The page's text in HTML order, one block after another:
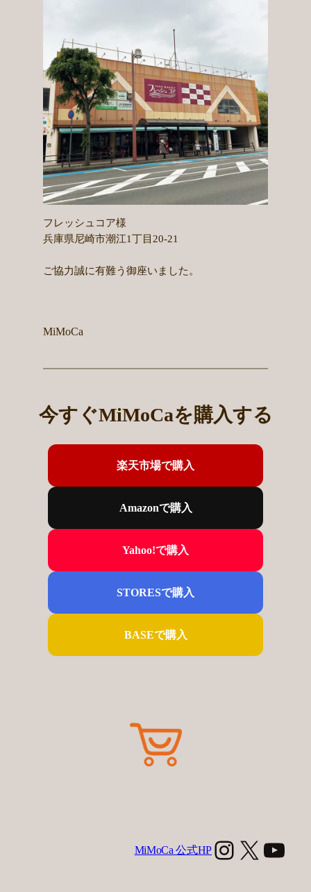
フレッシュコア様
兵庫県尼崎市潮江1丁目20-21
ご協力誠に有難う御座いました。
MiMoCa
今すぐMiMoCaを購入する
楽天市場で購入
Amazonで購入
Yahoo!で購入
STORESで購入
BASEで購入
MiMoCa 公式HPInstagram
X